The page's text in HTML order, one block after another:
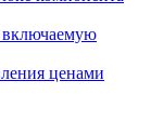
включаемую
ценами